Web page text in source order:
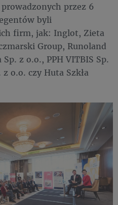
przez 6
byli
firm, jak: Inglot, Zieta
Group, Runoland
z o.o., PPH VITBIS Sp.
o.o. czy Huta Szkła